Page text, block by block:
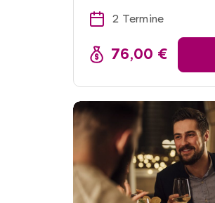
2 Termine
76,00 €